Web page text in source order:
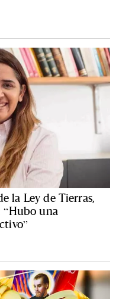
la Ley de Tierras,
una